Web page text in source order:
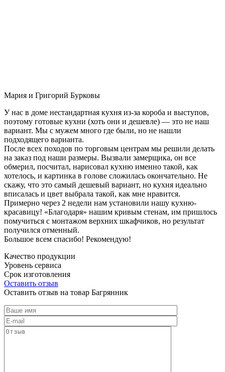
Мария и Григорий Бурковы
У нас в доме нестандартная кухня из-за короба и выступов,
поэтому готовые кухни (хоть они и дешевле) — это не наш
вариант. Мы с мужем много где были, но не нашли
подходящего варианта.
После всех походов по торговым центрам мы решили делать
на заказ под наши размеры. Вызвали замерщика, он все
обмерил, посчитал, нарисовал кухню именно такой, как
хотелось, и картинка в голове сложилась окончательно. Не
скажу, что это самый дешевый вариант, но кухня идеально
вписалась и цвет выбрала такой, как мне нравится.
Примерно через 2 недели нам установили нашу кухню-
красавицу! «Благодаря» нашим кривым стенам, им пришлось
помучиться с монтажом верхних шкафчиков, но результат
получился отменный.
Большое всем спасибо! Рекомендую!
Качество продукции
Уровень сервиса
Срок изготовления
Оставить отзыв
Оставить отзыв на товар Багрянник